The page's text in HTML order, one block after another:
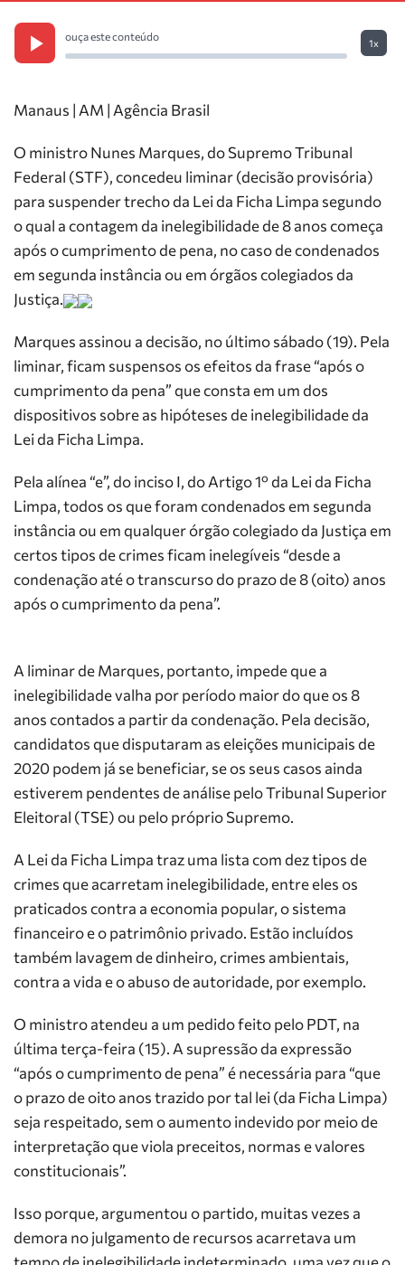
ouça este conteúdo
1x
Manaus | AM | Agência Brasil
O ministro Nunes Marques, do Supremo Tribunal
Federal (STF), concedeu liminar (decisão provisória)
para suspender trecho da Lei da Ficha Limpa segundo
o qual a contagem da inelegibilidade de 8 anos começa
após o cumprimento de pena, no caso de condenados
em segunda instância ou em órgãos colegiados da
Justiça.
Marques assinou a decisão, no último sábado (19). Pela
liminar, ficam suspensos os efeitos da frase “após o
cumprimento da pena” que consta em um dos
dispositivos sobre as hipóteses de inelegibilidade da
Lei da Ficha Limpa.
Pela alínea “e”, do inciso I, do Artigo 1º da Lei da Ficha
Limpa, todos os que foram condenados em segunda
instância ou em qualquer órgão colegiado da Justiça em
certos tipos de crimes ficam inelegíveis “desde a
condenação até o transcurso do prazo de 8 (oito) anos
após o cumprimento da pena”.
A liminar de Marques, portanto, impede que a
inelegibilidade valha por período maior do que os 8
anos contados a partir da condenação. Pela decisão,
candidatos que disputaram as eleições municipais de
2020 podem já se beneficiar, se os seus casos ainda
estiverem pendentes de análise pelo Tribunal Superior
Eleitoral (TSE) ou pelo próprio Supremo.
A Lei da Ficha Limpa traz uma lista com dez tipos de
crimes que acarretam inelegibilidade, entre eles os
praticados contra a economia popular, o sistema
financeiro e o patrimônio privado. Estão incluídos
também lavagem de dinheiro, crimes ambientais,
contra a vida e o abuso de autoridade, por exemplo.
O ministro atendeu a um pedido feito pelo PDT, na
últimaterça-feira (15). A supressão da expressão
“após o cumprimento de pena” é necessária para “que
o prazo de oito anos trazido por tal lei (da Ficha Limpa)
seja respeitado, sem o aumento indevido por meio de
interpretação que viola preceitos, normas e valores
constitucionais”.
Isso porque, argumentou o partido, muitas vezes a
demora no julgamento de recursos acarretava um